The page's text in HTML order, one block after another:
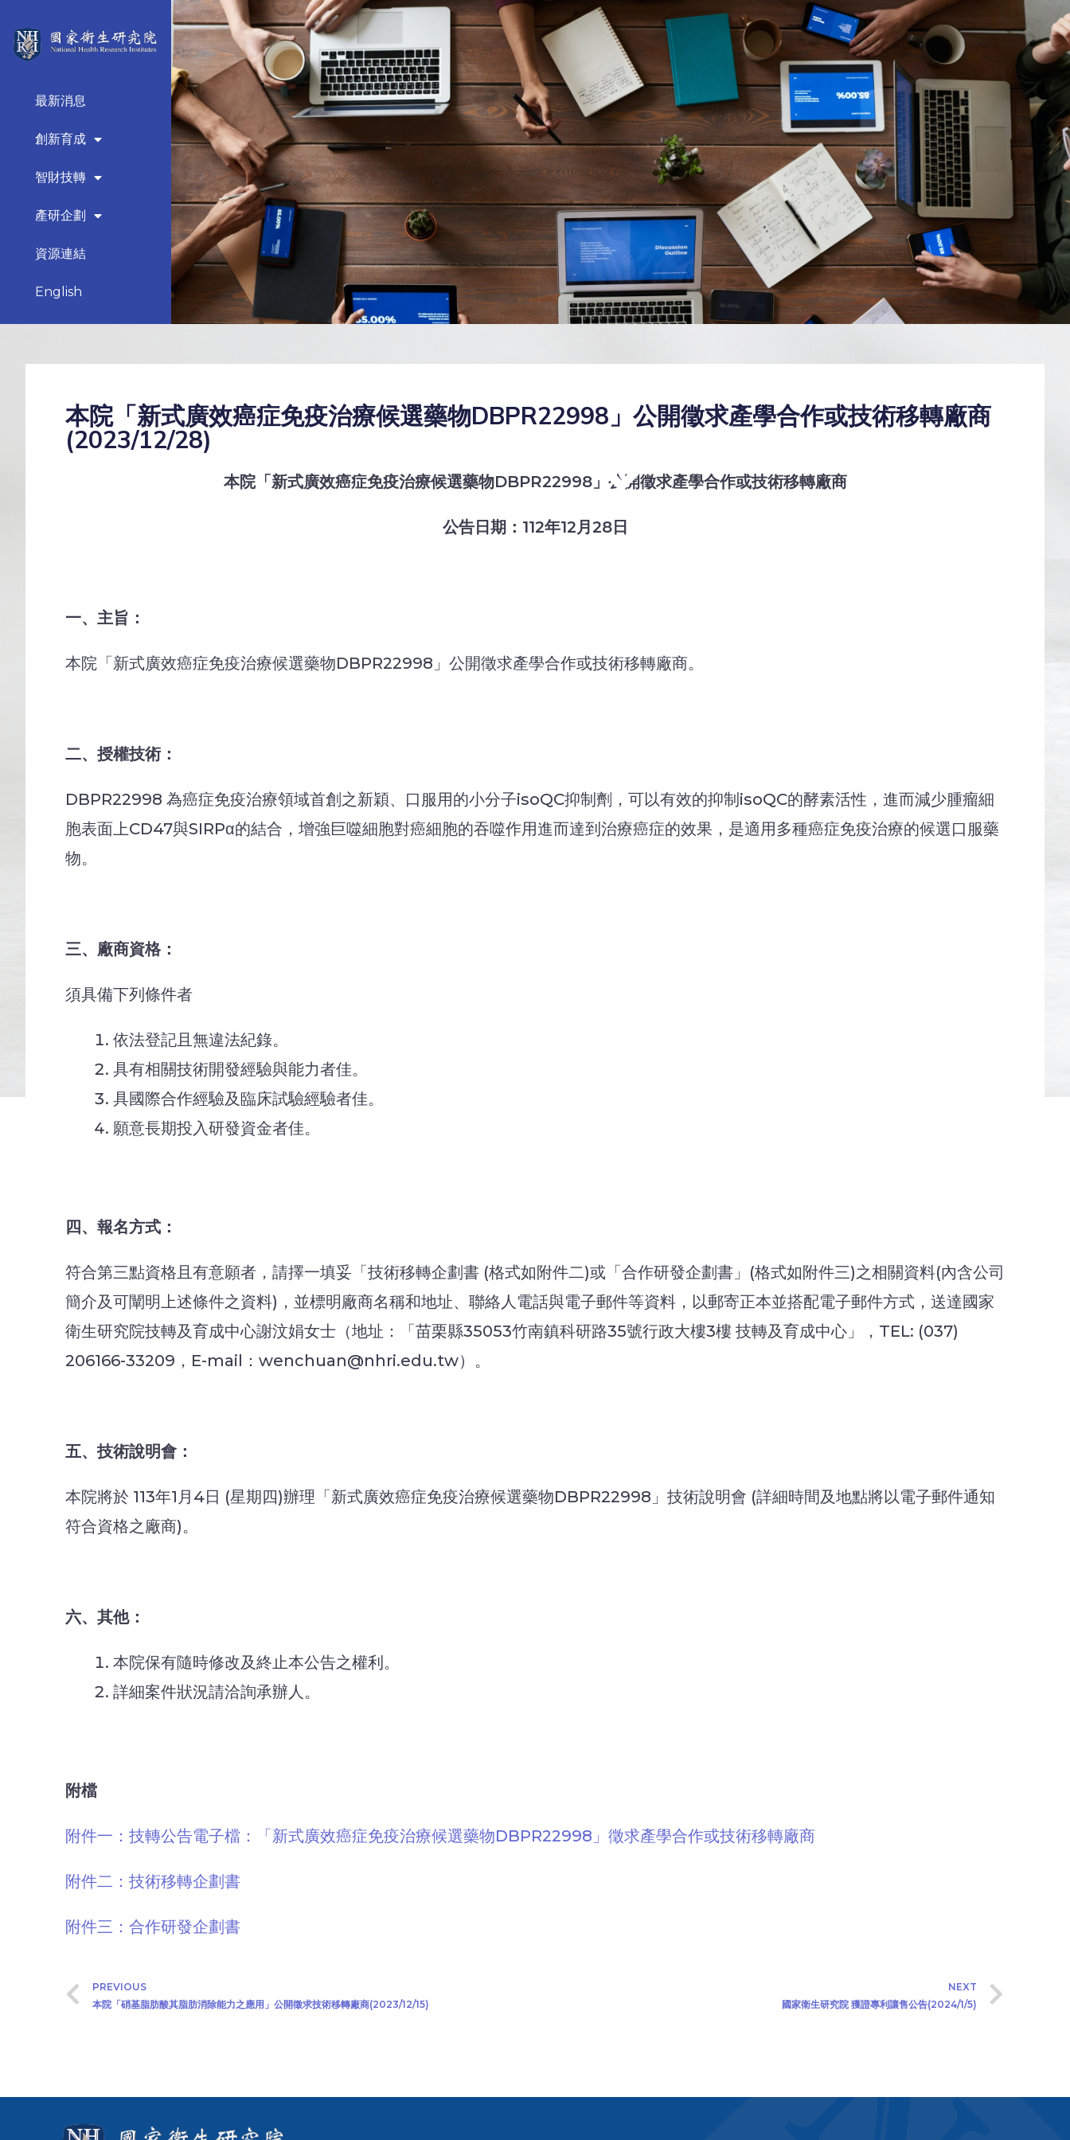
最新消息
創新育成
智財技轉
產研企劃
資源連結
English
本院「新式廣效癌症免疫治療候選藥物DBPR22998」公開徵求產學合作或技術移轉廠商
(2023/12/28)
本院「新式廣效癌症免疫治療候選藥物DBPR22998」公開徵求產學合作或技術移轉廠商
公告日期：112年12月28日
一、主旨：
本院「新式廣效癌症免疫治療候選藥物DBPR22998」公開徵求產學合作或技術移轉廠商。
二、授權技術：
DBPR22998 為癌症免疫治療領域首創之新穎、口服用的小分子isoQC抑制劑，可以有效的抑制isoQC的酵素活性，進而減少腫瘤細
胞表面上CD47與SIRPα的結合，增強巨噬細胞對癌細胞的吞噬作用進而達到治療癌症的效果，是適用多種癌症免疫治療的候選口服藥
物。
三、廠商資格：
須具備下列條件者
依法登記且無違法紀錄。
具有相關技術開發經驗與能力者佳。
具國際合作經驗及臨床試驗經驗者佳。
願意長期投入研發資金者佳。
四、報名方式：
符合第三點資格且有意願者，請擇一填妥「技術移轉企劃書 (格式如附件二)或「合作研發企劃書」(格式如附件三)之相關資料(內含公司
簡介及可闡明上述條件之資料)，並標明廠商名稱和地址、聯絡人電話與電子郵件等資料，以郵寄正本並搭配電子郵件方式，送達國家
衛生研究院技轉及育成中心謝汶娟女士（地址：「苗栗縣35053竹南鎮科研路35號行政大樓3樓 技轉及育成中心」，TEL: (037)
206166-33209，E-mail：wenchuan@nhri.edu.tw）。
五、技術說明會：
本院將於 113年1月4日 (星期四)辦理「新式廣效癌症免疫治療候選藥物DBPR22998」技術說明會 (詳細時間及地點將以電子郵件通知
符合資格之廠商)。
六、其他：
本院保有隨時修改及終止本公告之權利。
詳細案件狀況請洽詢承辦人。
附檔
附件一：技轉公告電子檔：「新式廣效癌症免疫治療候選藥物DBPR22998」徵求產學合作或技術移轉廠商
附件二：技術移轉企劃書
附件三：合作研發企劃書
PREVIOUS
本院「硝基脂肪酸其脂肪消除能力之應用」公開徵求技術移轉廠商(2023/12/15)
NEXT
國家衛生研究院 獲證專利讓售公告(2024/1/5)